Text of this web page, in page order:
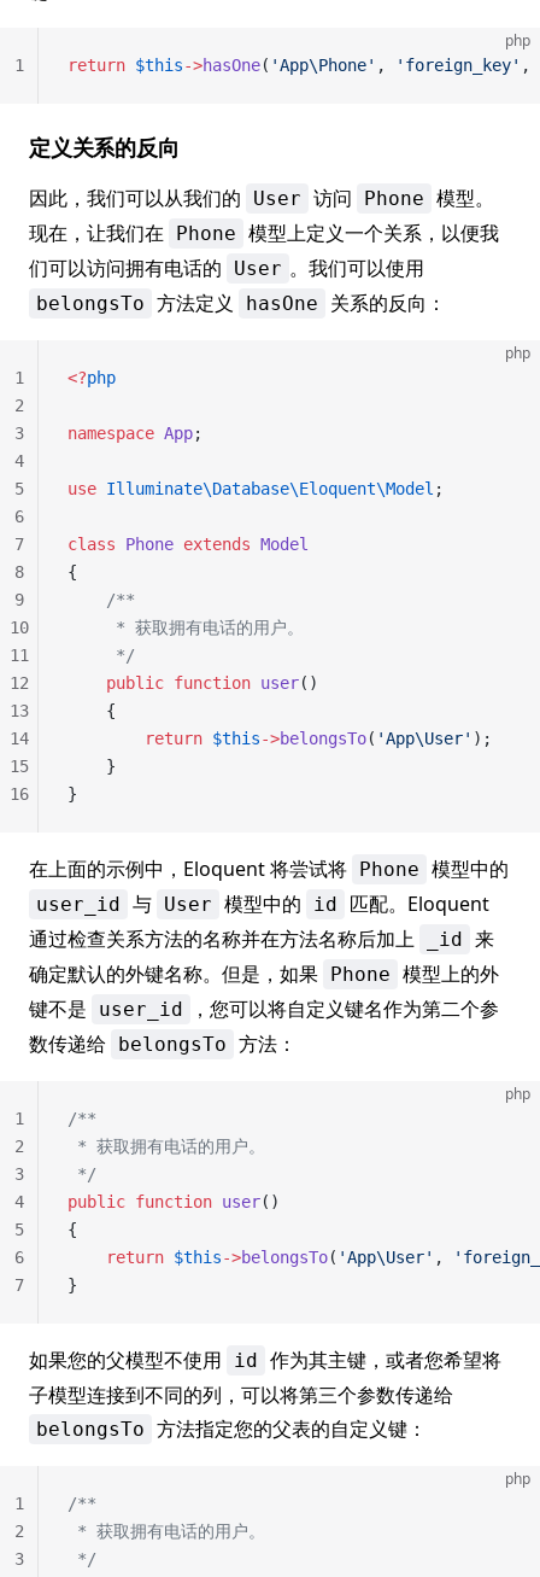
php
return $this->hasOne( 'App\Phone' , 'foreign_key' ,
1
定义关系的反向
因此，我们可以从我们的 User 访问 Phone 模型。
现在，让我们在
Phone 模型上定义一个关系，以便我
们可以访问拥有电话的
User 。我们可以使用
belongsTo 方法定义 hasOne 关系的反向：
php
<?php
namespace App;
use Illuminate\Database\Eloquent\Model ;
class Phone extends Model
{
    /**
     * 获取拥有电话的用户。
     */
    public
function user()
    {
        return
$this->belongsTo( 'App\User' );
    }
}
1
2
3
4
5
6
7
8
9
10
11
12
13
14
15
16
在上面的示例中，Eloquent 将尝试将 Phone 模型中的
user_id 与 User 模型中的 id
匹配。Eloquent
通过检查关系方法的名称并在方法名称后加上
_id 来
确定默认的外键名称。但是，如果 Phone 模型上的外
键不是
user_id
，您可以将自定义键名作为第二个参
数传递给 belongsTo 方法：
php
/**
* 获取拥有电话的用户。
*/
public function user()
{
    return
$this->belongsTo( 'App\User' ,
}
1
2
3
4
5
6
7
如果您的父模型不使用 id 作为其主键，或者您希望将
子模型连接到不同的列，可以将第三个参数传递给
belongsTo 方法指定您的父表的自定义键：
php
/**
* 获取拥有电话的用户。
*/
1
2
3